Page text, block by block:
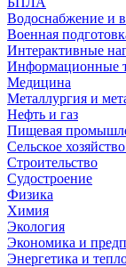
Водоснабжение и
Военная
Интерактивные
Информационные
Медицина
Металлургия и
Нефть и газ
Пищевая
Сельское
Строительство
Судостроение
Физика
Химия
Экология
Экономика и
Энергетика и